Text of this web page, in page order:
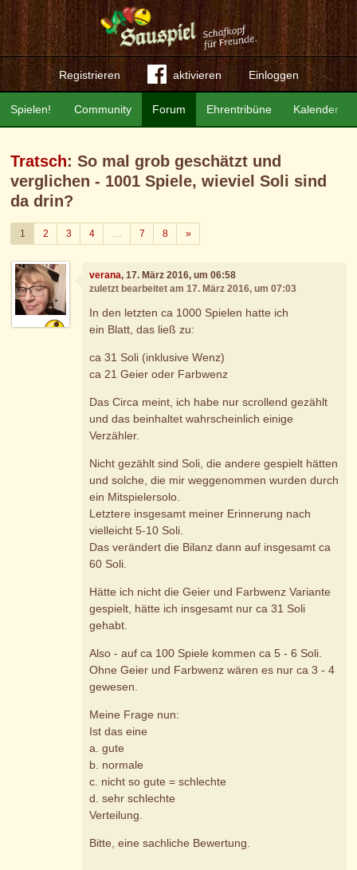
Registrieren aktivieren Einloggen
Community Forum Ehrentribüne Kalender
Spielen!
Tratsch: So mal grob geschätzt und
verglichen - 1001 Spiele, wieviel Soli sind
da drin?
1 2 3 4 … 7 8 »Weiter
verana, 17. März 2016, um 06:58
zuletzt bearbeitet am 17. März 2016, um 07:03
In den letzten ca 1000 Spielen hatte ich
ein Blatt, das ließ zu:
ca 31 Soli (inklusive Wenz)
ca 21 Geier oder Farbwenz
Das Circa meint, ich habe nur scrollend gezählt
und das beinhaltet wahrscheinlich einige
Verzähler.
Nicht gezählt sind Soli, die andere gespielt hätten
und solche, die mir weggenommen wurden durch
ein Mitspielersolo.
Letztere insgesamt meiner Erinnerung nach
vielleicht 5-10 Soli.
Das verändert die Bilanz dann auf insgesamt ca
60 Soli.
Hätte ich nicht die Geier und Farbwenz Variante
gespielt, hätte ich insgesamt nur ca 31 Soli
gehabt.
Also - auf ca 100 Spiele kommen ca 5 - 6 Soli.
Ohne Geier und Farbwenz wären es nur ca 3 - 4
gewesen.
Meine Frage nun:
Ist das eine
a. gute
b. normale
c. nicht so gute = schlechte
d. sehr schlechte
Verteilung.
Bitte, eine sachliche Bewertung.